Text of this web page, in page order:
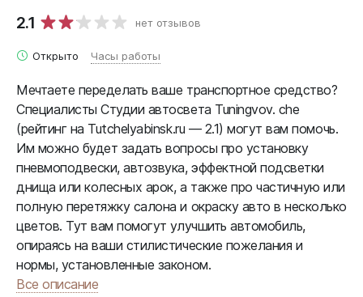
2.1 нет отзывов
Часы работы
Открыто
Мечтаете переделать ваше транспортное средство?
Специалисты Студии автосвета Tuningvov. che
(рейтинг на Tutchelyabinsk.ru — 2.1) могут вам помочь.
Им можно будет задать вопросы про установку
пневмоподвески, автозвука, эффектной подсветки
днища или колесных арок, а также про частичную или
полную перетяжку салона и окраску авто в несколько
цветов. Тут вам помогут улучшить автомобиль,
опираясь на ваши стилистические пожелания и
нормы, установленные законом.
Все описание